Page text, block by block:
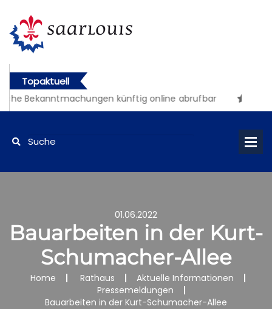
Topaktuell
Bekanntmachungen künftig online abrufbar
01.06.2022
Bauarbeiten in der Kurt-
Schumacher-Allee
Home Rathaus
Aktuelle Informationen
Pressemeldungen
Bauarbeiten in der Kurt-Schumacher-Allee